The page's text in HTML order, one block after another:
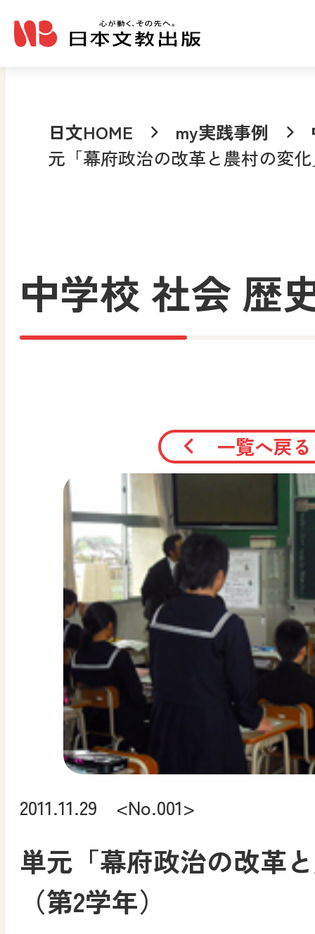
日文HOME my実践事例
元「幕府政治の改革と農村の変
中学校 社会 歴
一覧へ戻る
2011.11.29 <No.001>
単元「幕府政治の改革
（第2学年）